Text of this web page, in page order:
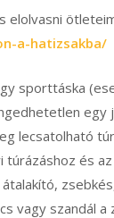
elolvasni
a-hatizsakba/
sporttáska
egy
lecsatolható
túrázáshoz és
vagy szandál